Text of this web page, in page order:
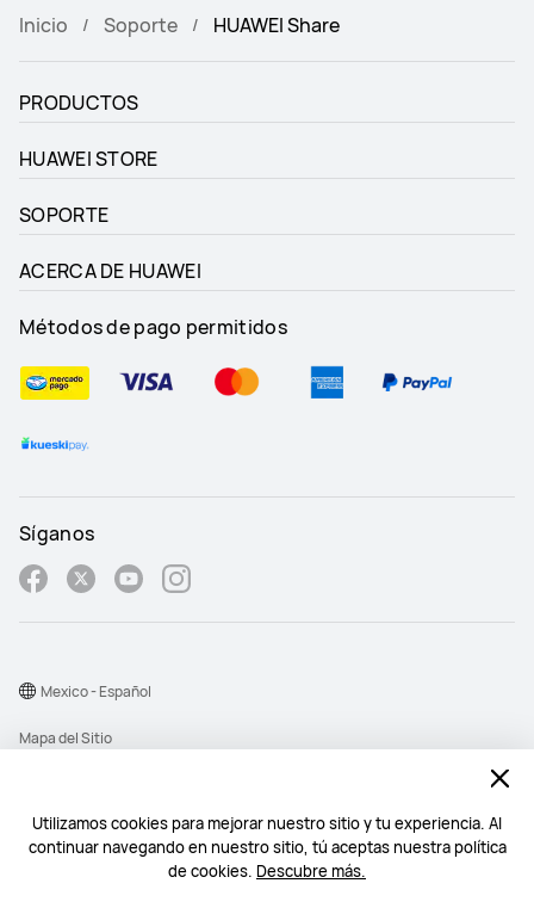
Utilizamos cookies para mejorar nuestro sitio y tu experiencia. Al
continuar navegando en nuestro sitio, tú aceptas nuestra política
de cookies. Descubre más.
Inicio Soporte HUAWEI Share
PRODUCTOS
HUAWEI STORE
SOPORTE
ACERCA DE HUAWEI
Métodos de pago permitidos
Síganos
Mapa del Sitio
Declaración de privacidad
Mexico - Español